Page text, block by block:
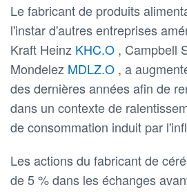
Le fabricant de produits
l'instar d'autres entreprises
Kraft Heinz KHC.O , Campbell
Mondelez MDLZ.O , a
des dernières années afin de
dans un contexte de
de consommation induit par
Les actions du fabricant de
de 5 % dans les échanges